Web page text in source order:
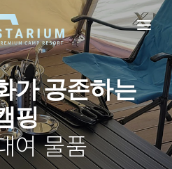
원가입 비회원예약확인
가 공존하는
핑
여 물품